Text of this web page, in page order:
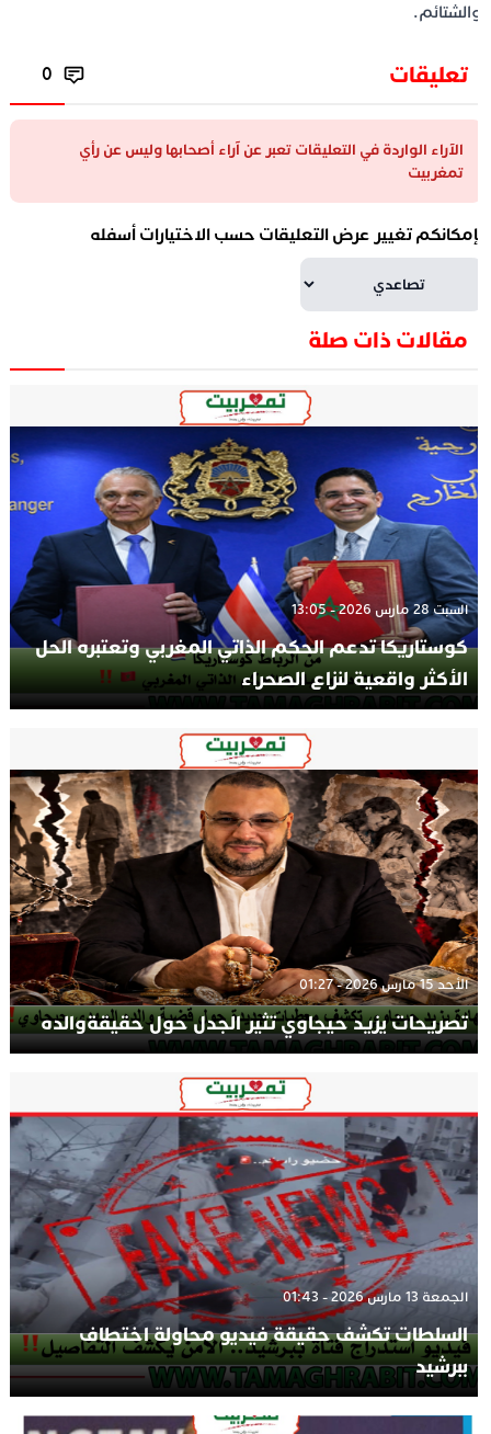
تعليقات 0
الآراء الواردة في التعليقات تعبر عن آراء أصحابها وليس عن رأي
تمغربيت
تغيير عرض التعليقات حسب الاختيارات أسفله
مقالات ذات صلة
السبت 28 مارس 2026 - 13:05
كوستاريكا تدعم الحكم الذاتي المغربي وتعتبره الحل
الأكثر واقعية لنزاع الصحراء
الأحد 15 مارس 2026 - 01:27
تصريحات يزيد حيجاوي تثير الجدل حول حقيقةوالده
الجمعة 13 مارس 2026 - 01:43
السلطات تكشف حقيقة فيديو محاولة اختطاف
ببرشيد